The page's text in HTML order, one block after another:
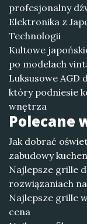
profesjonalny
Elektronika z
Technologii
Kultowe
po modelach
Luksusowe AGD
który podniesie
wnętrza
Polecane
Jak dobrać
zabudowy
Najlepsze grille
rozwiązaniach
Najlepsze grille
cena